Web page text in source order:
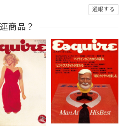
通報する
商品？